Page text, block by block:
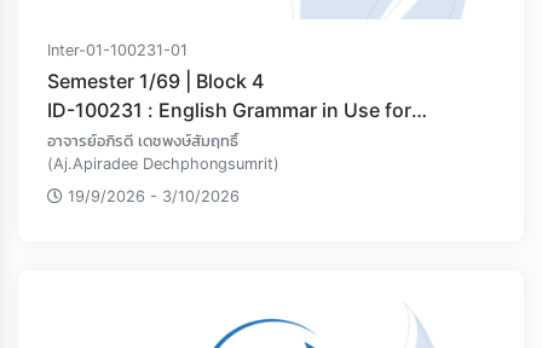
Inter-01-100231-01
Semester 1/69 | Block 4
ID-100231 : English Grammar in Use for
Communication
อาจารย์อภิรดี เดชพงษ์สัมฤทธิ์
(Aj.Apiradee Dechphongsumrit)
19/9/2026 - 3/10/2026